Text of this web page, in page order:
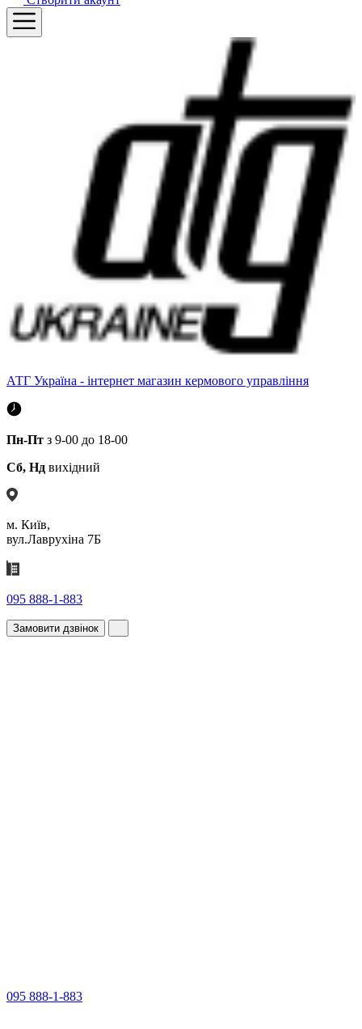
АТГ Україна - інтернет магазин кермового управління
Пн-Пт з 9-00 до 18-00
Сб, Нд вихідний
м. Київ,
вул.Лаврухіна 7Б
095 888-1-883
Замовити дзвінок
095 888-1-883